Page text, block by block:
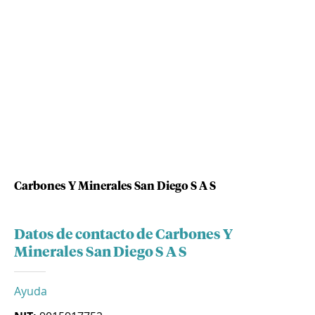
Carbones Y Minerales San Diego S A S
Datos de contacto de Carbones Y
Minerales San Diego S A S
Ayuda